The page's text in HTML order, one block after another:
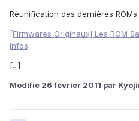
Réunification des dernières
[Firmwares Originaux] Les ROM
infos
[...]
Modifié 26 février 2011 par